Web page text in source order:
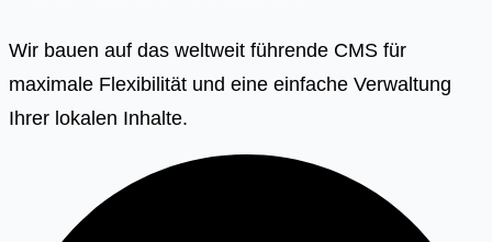
Wir bauen auf das weltweit führende CMS für
maximale Flexibilität und eine einfache Verwaltung
Ihrer lokalen Inhalte.